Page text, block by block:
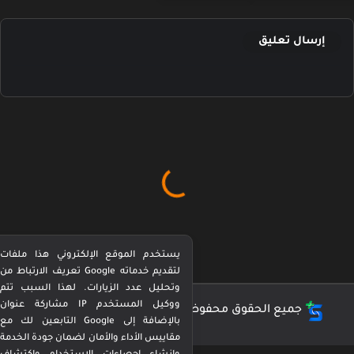
إرسال تعليق
جميع الحقوق محفوظة © كورة بيرفكت Perfect Kora
يستخدم الموقع الإلكتروني هذا ملفات
تعريف الارتباط من Google لتقديم خدماته
وتحليل عدد الزيارات. لهذا السبب تتم
مشاركة عنوان IP ووكيل المستخدم
التابعين لك مع Google بالإضافة إلى
مقاييس الأداء والأمان لضمان جودة الخدمة